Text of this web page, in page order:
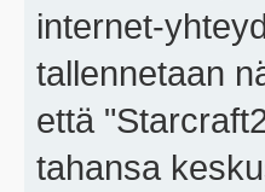
internet-
tallennetaan
että
tahansa